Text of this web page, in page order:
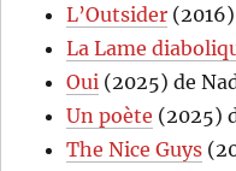
L’Outsider
La Lame
Oui (2025) de
Un poète (2025)
The Nice Guys